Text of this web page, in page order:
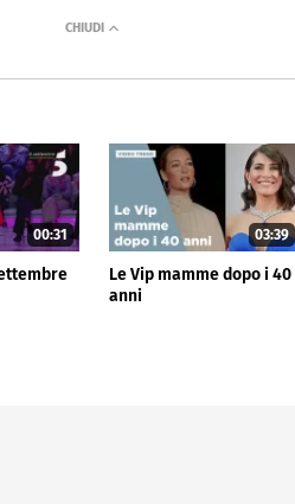
00:31 03:39
Le Vip mamme dopo i 40
anni